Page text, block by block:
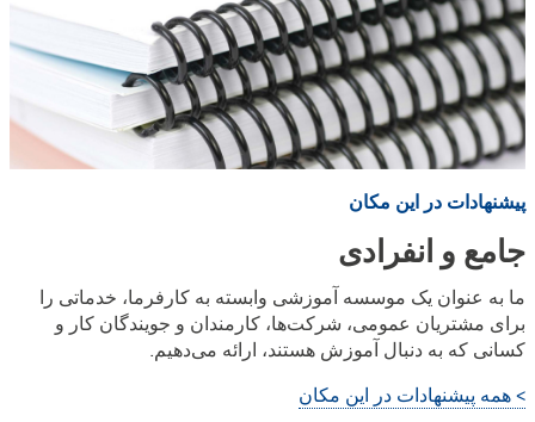
پیشنهادات در این مکان
جامع و انفرادی
ما به عنوان یک موسسه آموزشی وابسته به کارفرما، خدماتی را
برای مشتریان عمومی، شرکت‌ها، کارمندان و جویندگان کار و
کسانی که به دنبال آموزش هستند، ارائه می‌دهیم.
> همه پیشنهادات در این مکان